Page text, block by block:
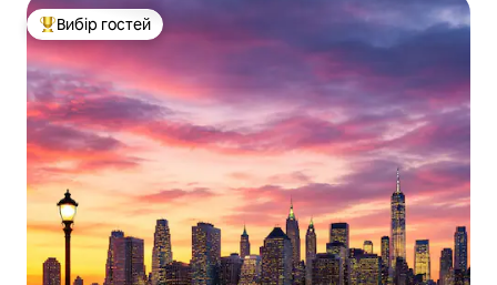
Топ вибір гостей
Вибір гостей